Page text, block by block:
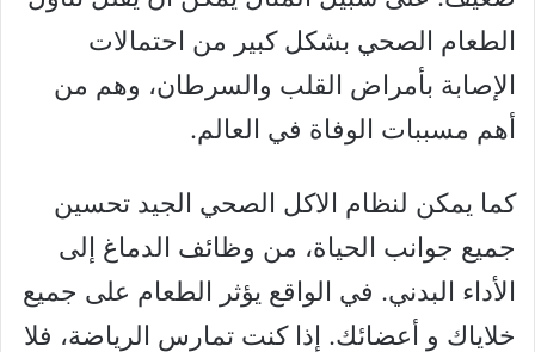
الطعام الصحي بشكل كبير من احتمالات
الإصابة بأمراض القلب والسرطان، وهم من
أهم مسببات الوفاة في العالم.
كما يمكن لنظام الاكل الصحي الجيد تحسين
جميع جوانب الحياة، من وظائف الدماغ إلى
الأداء البدني. في الواقع يؤثر الطعام على جميع
خلاياك و أعضائك. إذا كنت تمارس الرياضة، فلا